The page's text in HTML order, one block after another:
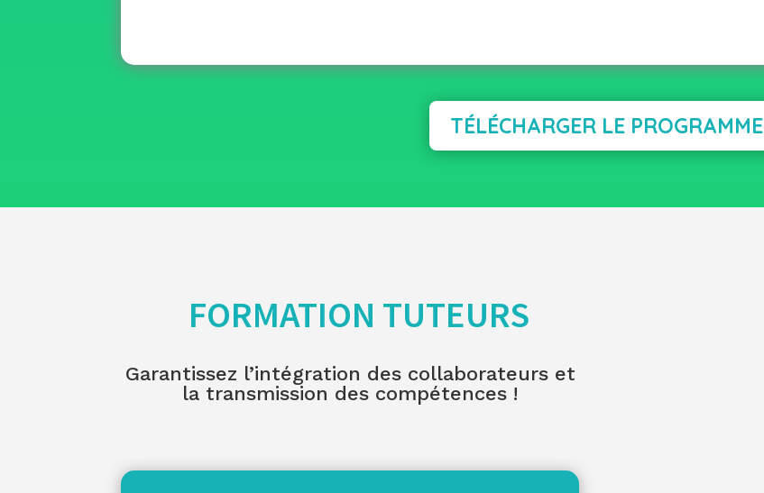
TÉLÉCHARGER LE PROGRAMME
FORMATION TUTEURS
Garantissez l’intégration des collaborateurs et
la transmission des compétences !